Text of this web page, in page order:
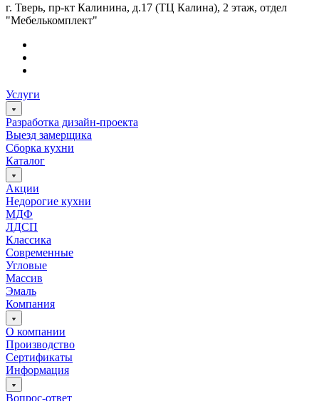
г. Тверь, пр-кт Калинина, д.17 (ТЦ Калина), 2 этаж, отдел
"Мебелькомплект"
Услуги
Разработка дизайн-проекта
Выезд замерщика
Сборка кухни
Каталог
Акции
Недорогие кухни
МДФ
ЛДСП
Классика
Современные
Угловые
Массив
Эмаль
Компания
О компании
Производство
Сертификаты
Информация
Вопрос-ответ